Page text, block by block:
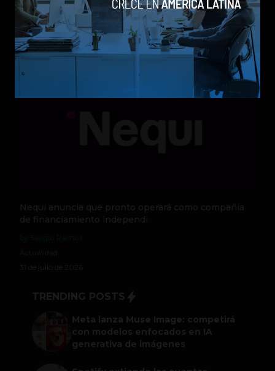
by Sergio Ramos
Actualidad
5 de agosto de 2026
Nequi anuncia que pronto operará como compañía
de financiamiento independi
31 de julio de 2026
TRENDING POSTS
Meta lanza Muse Image: competirá
con modelos enfocados en IA
generativa de imágenes